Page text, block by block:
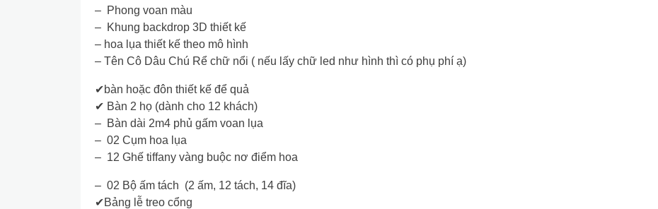
– Phong voan màu
– Khung backdrop 3D thiết kế
– hoa lụa thiết kế theo mô hình
– Tên Cô Dâu Chú Rể chữ nổi ( nếu lấy chữ led như hình thì có phụ phí ạ)
✔bàn hoặc đôn thiết kế để quả
✔ Bàn 2 họ (dành cho 12 khách)
– Bàn dài 2m4 phủ gấm voan lụa
– 02 Cụm hoa lụa
– 12 Ghế tiffany vàng buộc nơ điểm hoa
– 02 Bộ ấm tách (2 ấm, 12 tách, 14 đĩa)
✔Bảng lễ treo cổng